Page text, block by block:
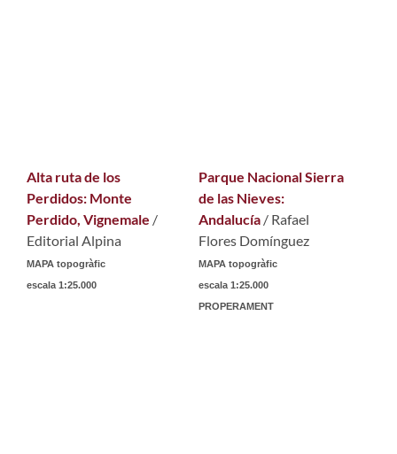
Alta ruta de los
Perdidos: Monte
Perdido, Vignemale /
Editorial Alpina
MAPA topogràfic
escala 1:25.000
Parque Nacional Sierra
de las Nieves:
Andalucía / Rafael
Flores Domínguez
MAPA topogràfic
escala 1:25.000
PROPERAMENT